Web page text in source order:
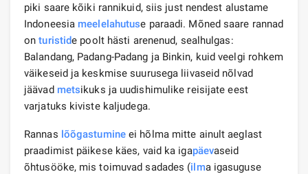
piki saare kõiki rannikuid, siis just nendest alustame
Indoneesia meelelahutuse paraadi. Mõned saare rannad
onturistide poolt hästi arenenud, sealhulgas:
Balandang, Padang-Padang ja Binkin, kuid veelgi rohkem
väikeseid ja keskmise suurusega liivaseid nõlvad
jäävad metsikuks ja uudishimulike reisijate eest
varjatuks kiviste kaljudega.
Rannas lõõgastumineei hõlma mitte ainult aeglast
praadimist päikese käes, vaid ka igapäevaseid
õhtusööke, mis toimuvad sadades (ilma igasuguse